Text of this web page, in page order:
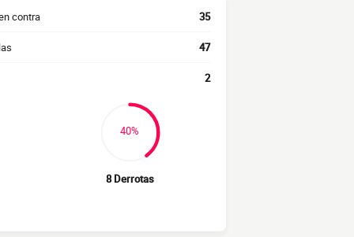
contra 35
47
2
40%
8 Derrotas